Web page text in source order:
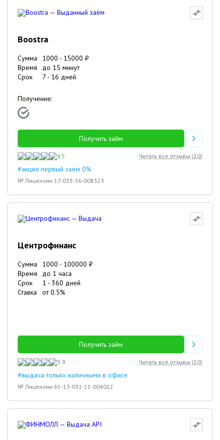
Boostra
Сумма 1000 - 15000 ₽
Время
до 15 минут
Срок
7 - 16 дней
Получение:
Получить займ
4.5 Читать все отзывы (10)
#акция первый заем 0%
№ Лицензии 17-033-36-008323
Центрофинанс
Сумма 1000 - 100000 ₽
Время
до 1 часа
Срок
1 - 360 дней
Ставка
от0.5%
Получить займ
3.9 Читать все отзывы (10)
#выдача только наличными в офисе
№ Лицензии 65-13-031-11-004012